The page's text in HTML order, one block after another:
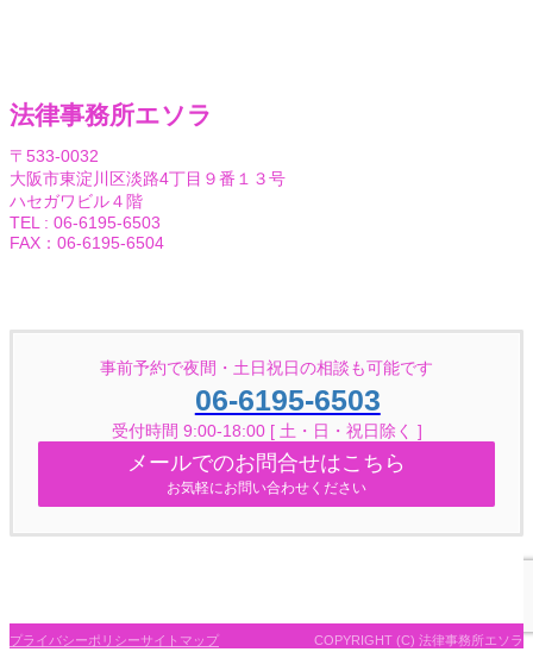
法律事務所エソラ
〒533-0032
大阪市東淀川区淡路4丁目９番１３号
ハセガワビル４階
TEL : 06-6195-6503
FAX：06-6195-6504
事前予約で夜間・土日祝日の相談も可能です
06-6195-6503
受付時間 9:00-18:00 [ 土・日・祝日除く ]
メールでのお問合せはこちら
お気軽にお問い合わせください
プライバシーポリシーサイトマップ COPYRIGHT (C) 法律事務所エソラ